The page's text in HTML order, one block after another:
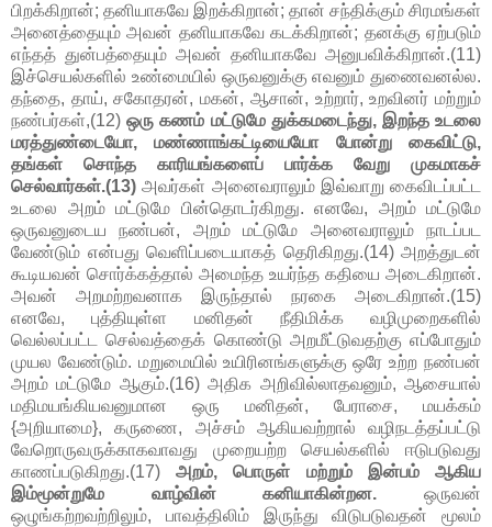
பிறக்கிறான்; தனியாகவே இறக்கிறான்; தான் சந்திக்கும் சிரமங்கள்
அனைத்தையும் அவன் தனியாகவே கடக்கிறான்; தனக்கு ஏற்படும்
எந்தத் துன்பத்தையும் அவன் தனியாகவே அனுபவிக்கிறான்.(11)
இச்செயல்களில் உண்மையில் ஒருவனுக்கு எவனும் துணைவனல்ல.
தந்தை, தாய், சகோதரன், மகன், ஆசான், உற்றார், உறவினர் மற்றும்
நண்பர்கள்,(12)ஒரு கணம் மட்டுமே துக்கமடைந்து, இறந்த உடலை
மரத்துண்டையோ, மண்ணாங்கட்டியையோ போன்று கைவிட்டு,
தங்கள் சொந்த காரியங்களைப் பார்க்க வேறு முகமாகச்
செல்வார்கள்.(13) அவர்கள் அனைவராலும் இவ்வாறு கைவிடப்பட்ட
உடலை அறம் மட்டுமே பின்தொடர்கிறது. எனவே, அறம் மட்டுமே
ஒருவனுடைய நண்பன், அறம் மட்டுமே அனைவராலும் நாடப்பட
வேண்டும் என்பது வெளிப்படையாகத் தெரிகிறது.(14) அறத்துடன்
கூடியவன் சொர்க்கத்தால் அமைந்த உயர்ந்த கதியை அடைகிறான்.
அவன் அறமற்றவனாக இருந்தால் நரகை அடைகிறான்.(15)
எனவே, புத்தியுள்ள மனிதன் நீதிமிக்க வழிமுறைகளில்
வெல்லப்பட்ட செல்வத்தைக் கொண்டு அறமீட்டுவதற்கு எப்போதும்
முயல வேண்டும். மறுமையில் உயிரினங்களுக்கு ஒரே உற்ற நண்பன்
அறம் மட்டுமே ஆகும்.(16) அதிக அறிவில்லாதவனும், ஆசையால்
மதிமயங்கியவனுமான ஒரு மனிதன், பேராசை, மயக்கம்
{அறியாமை}, கருணை, அச்சம் ஆகியவற்றால் வழிநடத்தப்பட்டு
வேறொருவருக்காகவாவது முறையற்ற செயல்களில் ஈடுபடுவது
காணப்படுகிறது.(17)அறம், பொருள் மற்றும் இன்பம் ஆகிய
இம்மூன்றுமே வாழ்வின் கனியாகின்றன. ஒருவன்
ஒழுங்கற்றவற்றிலும், பாவத்திலிம் இருந்து விடுபடுவதன் மூலம்